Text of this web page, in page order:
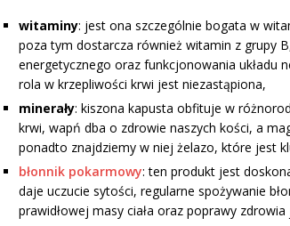
witaminy: jest ona szczególnie bogata w
poza tym dostarcza również witamin z grupy
energetycznego oraz funkcjonowania układu
rola w krzepliwości krwi jest niezastąpiona,
minerały: kiszona kapusta obfituje w
krwi, wapń dba o zdrowie naszych kości, a
ponadto znajdziemy w niej żelazo, które jest
błonnik pokarmowy: ten produkt jest
daje uczucie sytości, regularne spożywanie
prawidłowej masy ciała oraz poprawy zdrowia